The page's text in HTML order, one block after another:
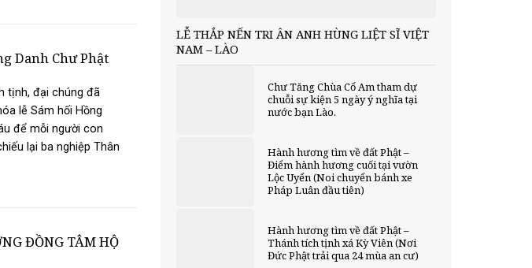
Danh Chư Phật
tịnh, đại chúng đã
lễ Sám hối Hồng
để mỗi người con
lại ba nghiệp Thân
ĐỒNG TÂM HỘ
LỄ THẮP NẾN TRI ÂN ANH HÙNG LIỆT SĨ VIỆT
NAM – LÀO
Chư Tăng Chùa Cổ Am tham dự
chuỗi sự kiện 5 ngày ý nghĩa tại
nước bạn Lào.
Hành hương tìm về đất Phật –
Điểm hành hương cuối tại vườn
Lộc Uyển (Noi chuyển bánh xe
Pháp Luân đầu tiên)
Hành hương tìm về đất Phật –
Thánh tích tịnh xá Kỳ Viên (Nơi
Đức Phật trải qua 24 mùa an cư)